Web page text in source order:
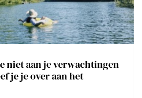
niet aan je verwachtingen
je je over aan het